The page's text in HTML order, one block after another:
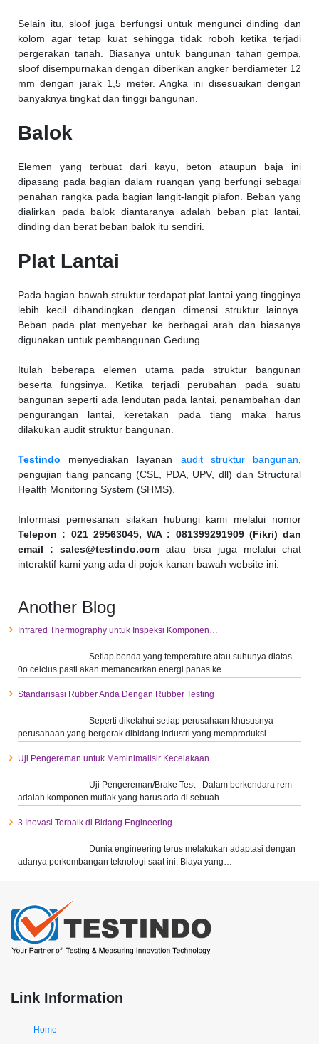
Selain itu, sloof juga berfungsi untuk mengunci dinding dan
kolom agar tetap kuat sehingga tidak roboh ketika terjadi
pergerakan tanah. Biasanya untuk bangunan tahan gempa,
sloof disempurnakan dengan diberikan angker berdiameter 12
mm dengan jarak 1,5 meter. Angka ini disesuaikan dengan
banyaknya tingkat dan tinggi bangunan.
Balok
Elemen yang terbuat dari kayu, beton ataupun baja ini
dipasang pada bagian dalam ruangan yang berfungi sebagai
penahan rangka pada bagian langit-langit plafon. Beban yang
dialirkan pada balok diantaranya adalah beban plat lantai,
dinding dan berat beban balok itu sendiri.
Plat Lantai
Pada bagian bawah struktur terdapat plat lantai yang tingginya
lebih kecil dibandingkan dengan dimensi struktur lainnya.
Beban pada plat menyebar ke berbagai arah dan biasanya
digunakan untuk pembangunan Gedung.
Itulah beberapa elemen utama pada struktur bangunan
beserta fungsinya. Ketika terjadi perubahan pada suatu
bangunan seperti ada lendutan pada lantai, penambahan dan
pengurangan lantai, keretakan pada tiang maka harus
dilakukan audit struktur bangunan.
Testindo menyediakan layanan audit struktur bangunan
pengujian tiang pancang (CSL, PDA, UPV, dll) dan Structural
Health Monitoring System (SHMS).
Informasi pemesanan silakan hubungi kami melalui nomor
Telepon : 021 29563045, WA : 081399291909 (Fikri) dan
email : sales@testindo.com atau bisa juga melalui chat
interaktif kami yang ada di pojok kanan bawah website ini.
Another Blog
Infrared Thermography untuk Inspeksi Komponen…
Setiap benda yang temperature atau suhunya diatas
0o celcius pasti akan memancarkan energi panas ke…
Standarisasi Rubber Anda Dengan Rubber Testing
Seperti diketahui setiap perusahaan khususnya
perusahaan yang bergerak dibidang industri yang memproduksi…
Uji Pengereman untuk Meminimalisir Kecelakaan…
Uji Pengereman/Brake Test- Dalam berkendara rem
adalah komponen mutlak yang harus ada di sebuah…
3 Inovasi Terbaik di Bidang Engineering
Dunia engineering terus melakukan adaptasi dengan
adanya perkembangan teknologi saat ini. Biaya yang…
Link Information
Home